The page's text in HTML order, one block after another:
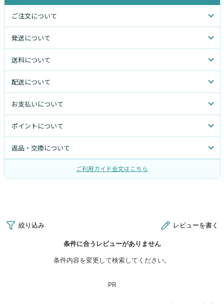
ご注文について
発送について
送料について
配送について
お支払いについて
ポイントについて
返品・交換について
ご利用ガイド全文はこちら